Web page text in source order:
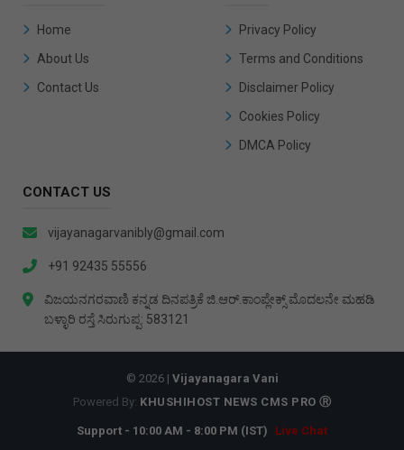
Home
About Us
Contact Us
Privacy Policy
Terms and Conditions
Disclaimer Policy
Cookies Policy
DMCA Policy
CONTACT US
vijayanagarvanibly@gmail.com
+91 92435 55556
ವಿಜಯನಗರವಾಣಿ ಕನ್ನಡ ದಿನಪತ್ರಿಕೆ ಜಿ.ಆರ್.ಕಾಂಪ್ಲೇಕ್ಸ್ ಮೊದಲನೇ ಮಹಡಿ
ಬಳ್ಳಾರಿ ರಸ್ತೆ ಸಿರುಗುಪ್ಪ: 583121
© 2026 | Vijayanagara Vani
Powered By: KHUSHIHOST NEWS CMS PRO Ⓡ
Support - 10:00 AM - 8:00 PM (IST) Live Chat